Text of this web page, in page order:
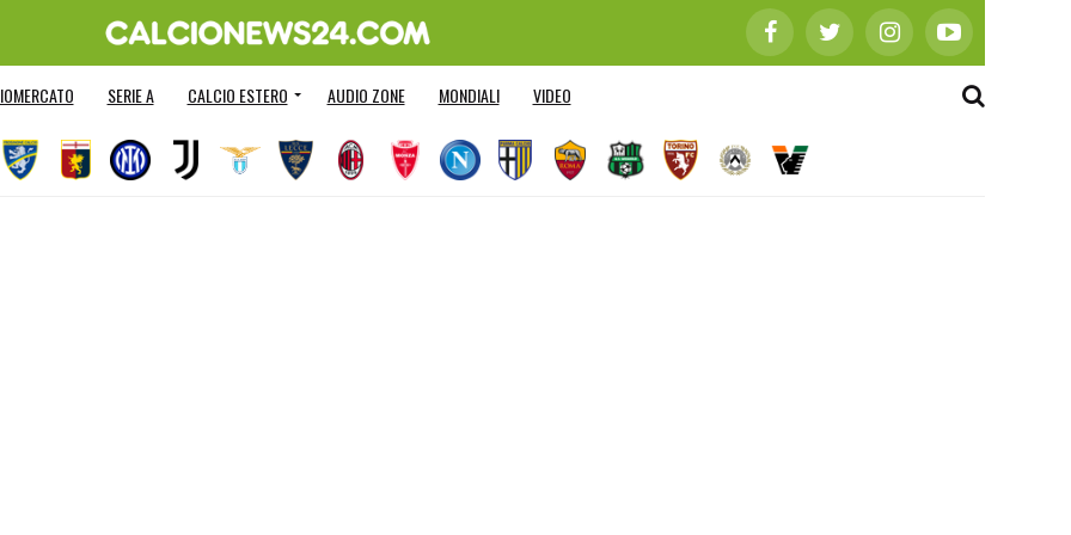
SERIE A CALCIO ESTERO AUDIO ZONE MONDIALI VIDEO